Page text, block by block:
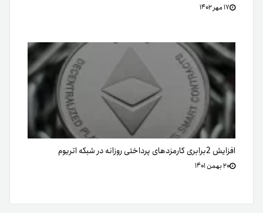
۱۷ مهر ۱۴۰۲
افزایش 2برابری کارمزدهای پرداختی روزانه در شبکه اتریوم
۲۰ بهمن ۱۴۰۱